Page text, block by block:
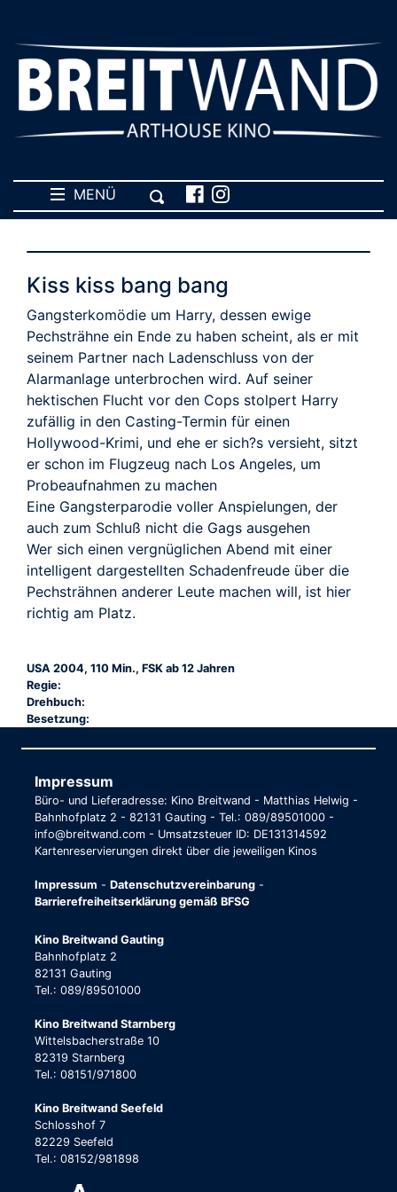
MENÜ
Kiss kiss bang bang
Gangsterkomödie um Harry, dessen ewige
Pechsträhne ein Ende zu haben scheint, als er mit
seinem Partner nach Ladenschluss von der
Alarmanlage unterbrochen wird. Auf seiner
hektischen Flucht vor den Cops stolpert Harry
zufällig in den Casting-Termin für einen
Hollywood-Krimi, und ehe er sich?s versieht, sitzt
er schon im Flugzeug nach Los Angeles, um
Probeaufnahmen zu machen
Eine Gangsterparodie voller Anspielungen, der
auch zum Schluß nicht die Gags ausgehen
Wer sich einen vergnüglichen Abend mit einer
intelligent dargestellten Schadenfreude über die
Pechsträhnen anderer Leute machen will, ist hier
richtig am Platz.
USA 2004, 110 Min., FSK ab 12 Jahren
Regie:
Drehbuch:
Besetzung:
Impressum
Büro- und Lieferadresse: Kino Breitwand - Matthias Helwig -
Bahnhofplatz 2 - 82131 Gauting - Tel.: 089/89501000 -
info@breitwand.com - Umsatzsteuer ID: DE131314592
Kartenreservierungen direkt über die jeweiligen Kinos
Impressum - Datenschutzvereinbarung -
Barrierefreiheitserklärung gemäß BFSG
Kino Breitwand Gauting
Bahnhofplatz 2
82131 Gauting
Tel.: 089/89501000
Kino Breitwand Starnberg
Wittelsbacherstraße 10
82319 Starnberg
Tel.: 08151/971800
Kino Breitwand Seefeld
Schlosshof 7
82229 Seefeld
Tel.: 08152/981898